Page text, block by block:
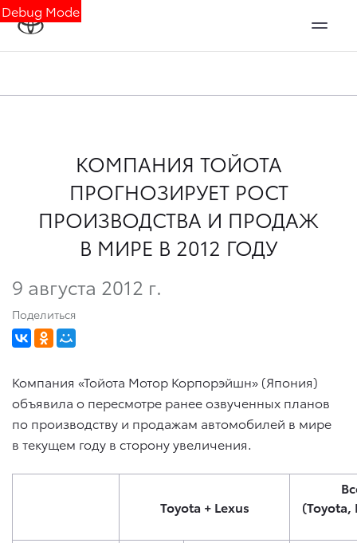
Debug Mode
КОМПАНИЯ ТОЙОТА
ПРОГНОЗИРУЕТ РОСТ
ПРОИЗВОДСТВА И ПРОДАЖ
В МИРЕ В 2012 ГОДУ
9 августа 2012 г.
Поделиться
Компания «Тойота Мотор Корпорэйшн» (Япония)
объявила о пересмотре ранее озвученных планов
по производству и продажам автомобилей в мире
в текущем году в сторону увеличения.
Toyota + Lexus
(Toyota,